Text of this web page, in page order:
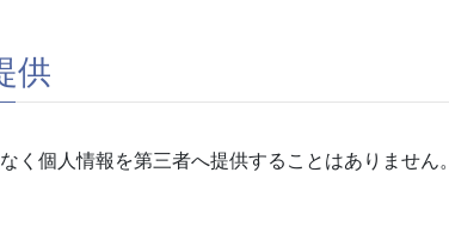
供
個人情報を第三者へ提供することはありません。